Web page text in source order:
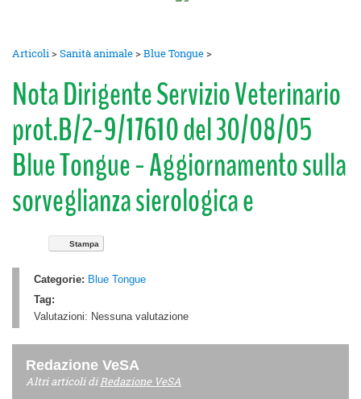
Articoli>Sanità animale>Blue Tongue>
Nota Dirigente Servizio Veterinario
prot.B/2-9/17610 del 30/08/05
Blue Tongue - Aggiornamento sulla
sorveglianza sierologica e
Stampa
Categorie: Blue Tongue
Tag:
Valutazioni: Nessuna valutazione
Redazione VeSA
Altri articoli diRedazione VeSA